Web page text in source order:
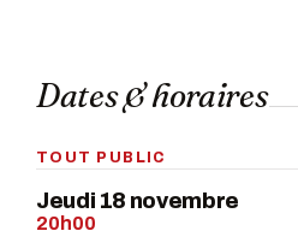
Dates & horaires
TOUT PUBLIC
Jeudi 18 novembre
20h00